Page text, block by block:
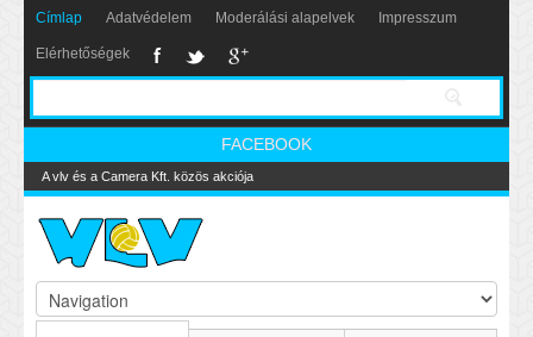
Címlap Adatvédelem Moderálási alapelvek Impresszum
Elérhetőségek
FACEBOOK
A vlv és a Camera Kft. közös akciója